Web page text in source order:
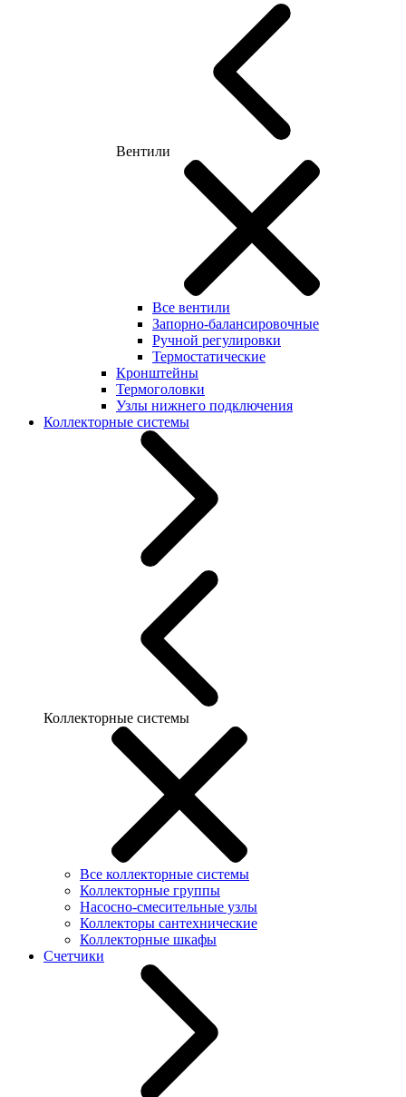
Вентили
Все вентили
Запорно-балансировочные
Ручной регулировки
Термостатические
Кронштейны
Термоголовки
Узлы нижнего подключения
Коллекторные системы
Коллекторные системы
Все коллекторные системы
Коллекторные группы
Насосно-смесительные узлы
Коллекторы сантехнические
Коллекторные шкафы
Счетчики